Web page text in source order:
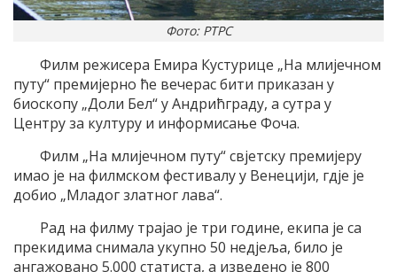
Фото: РТРС
Филм режисера Емира Кустурице „На млијечном
путу“ премијерно ће вечерас бити приказан у
биоскопу „Доли Бел“ у Андрићграду, а сутра у
Центру за културу и информисање Фоча.
Филм „На млијечном путу“ свјетску премијеру
имао је на филмском фестивалу у Венецији, гдје је
добио „Младог златног лава“.
Рад на филму трајао је три године, екипа је са
прекидима снимала укупно 50 недјеља, било је
ангажовано 5.000 статиста, а изведено је 800